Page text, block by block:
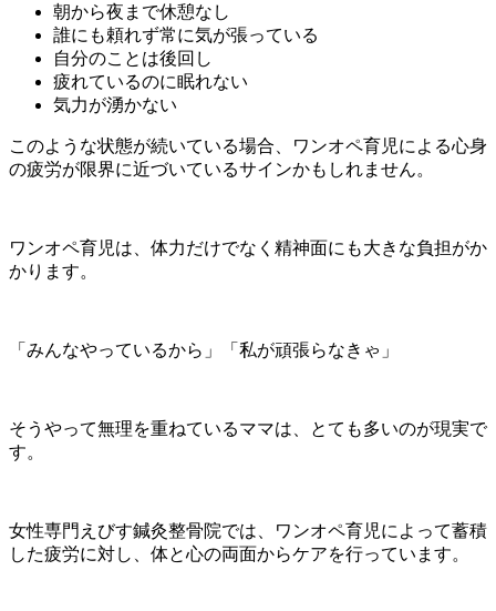
朝から夜まで休憩なし
誰にも頼れず常に気が張っている
自分のことは後回し
疲れているのに眠れない
気力が湧かない
このような状態が続いている場合、ワンオペ育児による心身
の疲労が限界に近づいているサインかもしれません。
ワンオペ育児は、体力だけでなく精神面にも大きな負担がか
かります。
「みんなやっているから」「私が頑張らなきゃ」
そうやって無理を重ねているママは、とても多いのが現実で
す。
女性専門えびす鍼灸整骨院では、ワンオペ育児によって蓄積
した疲労に対し、体と心の両面からケアを行っています。